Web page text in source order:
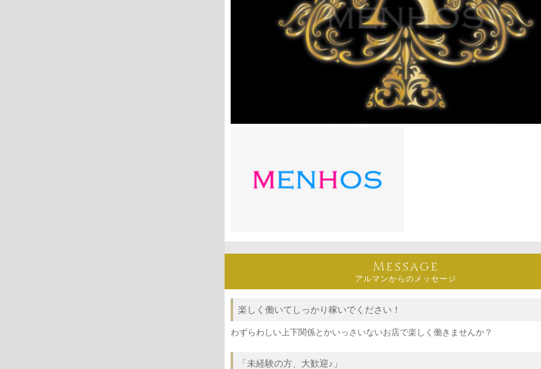
Message
アルマンからのメッセージ
楽しく働いてしっかり稼いでください！
わずらわしい上下関係とかいっさいないお店で楽しく働きませんか？
「未経験の方、大歓迎♪」